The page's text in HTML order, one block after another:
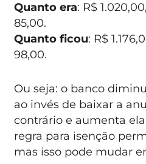
Quanto era: R$
85,00.
Quanto ficou: R$
98,00.
Ou seja: o banco
ao invés de baixar a
contrário e aumenta
regra para isenção
mas isso pode mudar